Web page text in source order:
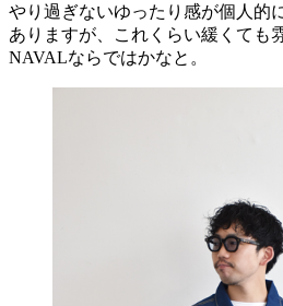
やり過ぎないゆったり感が個人的
ありますが、これくらい緩くても
NAVALならではかなと。